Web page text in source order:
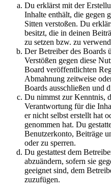
Du erklärst mit der
Inhalte enthält, die gegen
Sitten verstoßen. Du
besitzt, die in deinen
zu setzen bzw. zu
Der Betreiber des Boards
Verstößen gegen diese
Board veröffentlichten
Abmahnung zeitweise
Boards ausschließen und
Du nimmst zur Kenntnis,
Verantwortung für die
er nicht selbst erstellt hat
genommen hat. Du
Benutzerkonto, Beiträge
oder zu sperren.
Du gestattest dem
abzuändern, sofern sie
geeignet sind, dem
zuzufügen.